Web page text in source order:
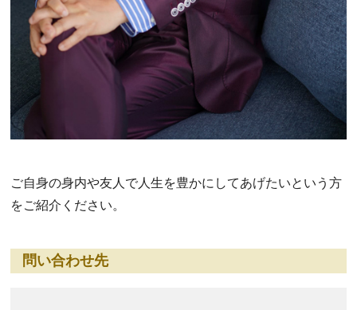
ご自身の身内や友人で人生を豊かにしてあげたいという方
をご紹介ください。
問い合わせ先